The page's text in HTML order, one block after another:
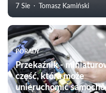
weryfikujemy subiektywne
rodziny.
7 Sie Tomasz Kamiński
PORADY
Przekaźnik -
część, która może
unieruchomić